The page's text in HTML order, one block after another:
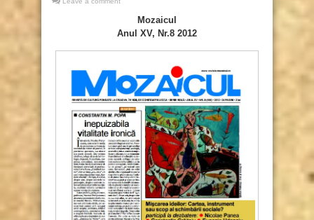
Mozaicul
Anul XV, Nr.8 2012